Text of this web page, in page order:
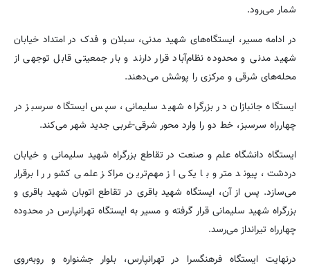
شمار می‌رود.
در ادامه مسیر، ایستگاه‌های شهید مدنی، سبلان و فدک در امتداد خیابان
شهید مدنی و محدوده نظام‌آباد قرار دارند و بار جمعیتی قابل توجهی از
محله‌های شرقی و مرکزی را پوشش می‌دهند.
ایستگاه جانبازان در بزرگراه شهید سلیمانی، سپس ایستگاه سرسبز در
چهارراه سرسبز، خط دو را وارد محور شرقی-غربی جدید شهر می‌کند.
ایستگاه دانشگاه علم و صنعت در تقاطع بزرگراه شهید سلیمانی و خیابان
دردشت، پیوند مترو با یکی از مهم‌ترین مراکز علمی کشور را برقرار
می‌سازد. پس از آن، ایستگاه شهید باقری در تقاطع اتوبان شهید باقری و
بزرگراه شهید سلیمانی قرار گرفته و مسیر به ایستگاه تهرانپارس در محدوده
چهارراه تیرانداز می‌رسد.
درنهایت ایستگاه فرهنگسرا در تهرانپارس، بلوار جشنواره و روبه‌روی